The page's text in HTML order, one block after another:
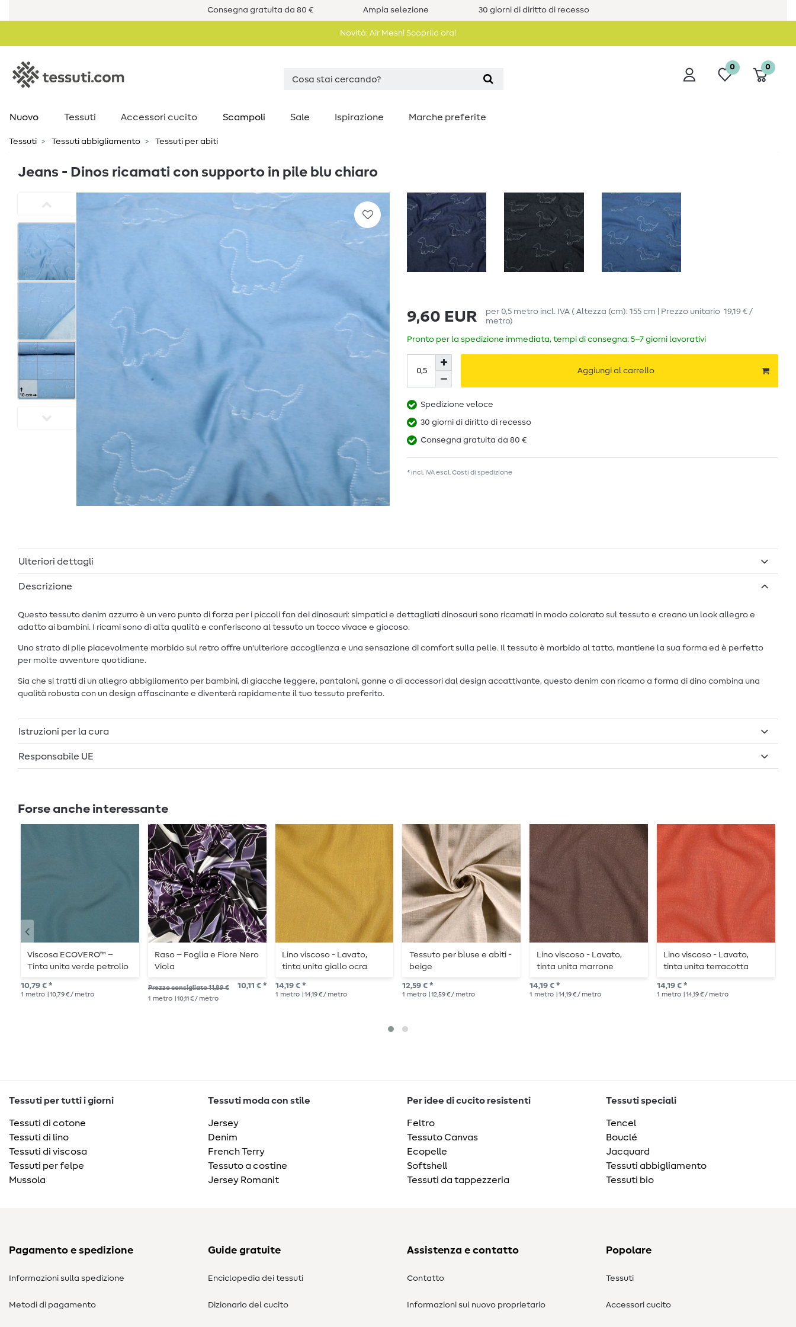
Consegna gratuita da 80 € Ampia selezione 30 giorni di diritto di recesso
Novità: Air Mesh! Scoprilo ora!
0 0
Nuovo Tessuti Accessori cucito Scampoli Sale Ispirazione Marche preferite
Tessuti Tessuti abbigliamento Tessuti per abiti
Jeans - Dinos ricamati con supporto in pile blu chiaro
9,60 EUR per 0,5 metro incl. IVA ( Altezza (cm): 155 cm | Prezzo unitario 19,19 € /
metro)
Pronto per la spedizione immediata, tempi di consegna: 5–7 giorni lavorativi
Aggiungi al carrello
Spedizione veloce
30 giorni di diritto di recesso
Consegna gratuita da 80 €
* incl. IVA escl.Costi di spedizione
Ulteriori dettagli
Descrizione
Questo tessuto denim azzurro è un vero punto di forza per i piccoli fan dei dinosauri: simpatici e dettagliati dinosauri sono ricamati in modo colorato sul tessuto e creano un look allegro e
adatto ai bambini. I ricami sono di alta qualità e conferiscono al tessuto un tocco vivace e giocoso.
Uno strato di pile piacevolmente morbido sul retro offre un'ulteriore accoglienza e una sensazione di comfort sulla pelle. Il tessuto è morbido al tatto, mantiene la sua forma ed è perfetto
per molte avventure quotidiane.
Sia che si tratti di un allegro abbigliamento per bambini, di giacche leggere, pantaloni, gonne o di accessori dal design accattivante, questo denim con ricamo a forma di dino combina una
qualità robusta con un design affascinante e diventerà rapidamente il tuo tessuto preferito.
Istruzioni per la cura
Responsabile UE
Forse anche interessante
Viscosa ECOVERO™ –
Tinta unita verde petrolio
10,79 € *
1 metro | 10,79 € / metro
Raso – Foglia e Fiore Nero
Viola
Prezzo consigliato 11,89 € 10,11 € *
1 metro | 10,11 € / metro
Lino viscoso - Lavato,
tinta unita giallo ocra
14,19 € *
1 metro | 14,19 € / metro
Tessuto per bluse e abiti -
beige
12,59 € *
1 metro | 12,59 € / metro
Lino viscoso - Lavato,
tinta unita marrone
14,19 € *
1 metro | 14,19 € / metro
Lino viscoso - Lavato,
tinta unita terracotta
14,19 € *
1 metro | 14,19 € / metro
Tessuti per tutti i giorni
Tessuti di cotone
Tessuti di lino
Tessuti di viscosa
Tessuti per felpe
Mussola
Tessuti moda con stile
Jersey
Denim
French Terry
Tessuto a costine
Jersey Romanit
Per idee di cucito resistenti
Feltro
Tessuto Canvas
Ecopelle
Softshell
Tessuti da tappezzeria
Tessuti speciali
Tencel
Bouclé
Jacquard
Tessuti abbigliamento
Tessuti bio
Pagamento e spedizione
Informazioni sulla spedizione
Metodi di pagamento
Guide gratuite
Enciclopedia dei tessuti
Dizionario del cucito
Assistenza e contatto
Contatto
Informazioni sul nuovo proprietario
Popolare
Tessuti
Accessori cucito